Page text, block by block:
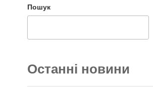
Пошук
Останні новини